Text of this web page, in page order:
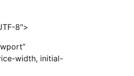
8″>
width, initial-